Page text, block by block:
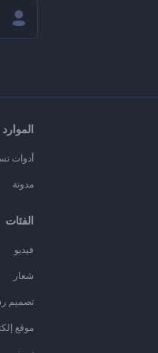
الموارد
أدوات
مدونة
الفئات
فيديو
شعار
تصميم
موقع